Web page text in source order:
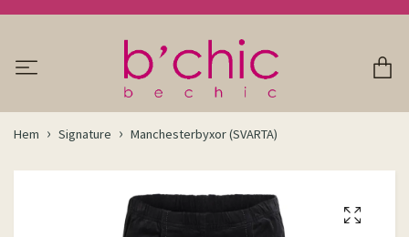
Hem Signature Manchesterbyxor (SVARTA)